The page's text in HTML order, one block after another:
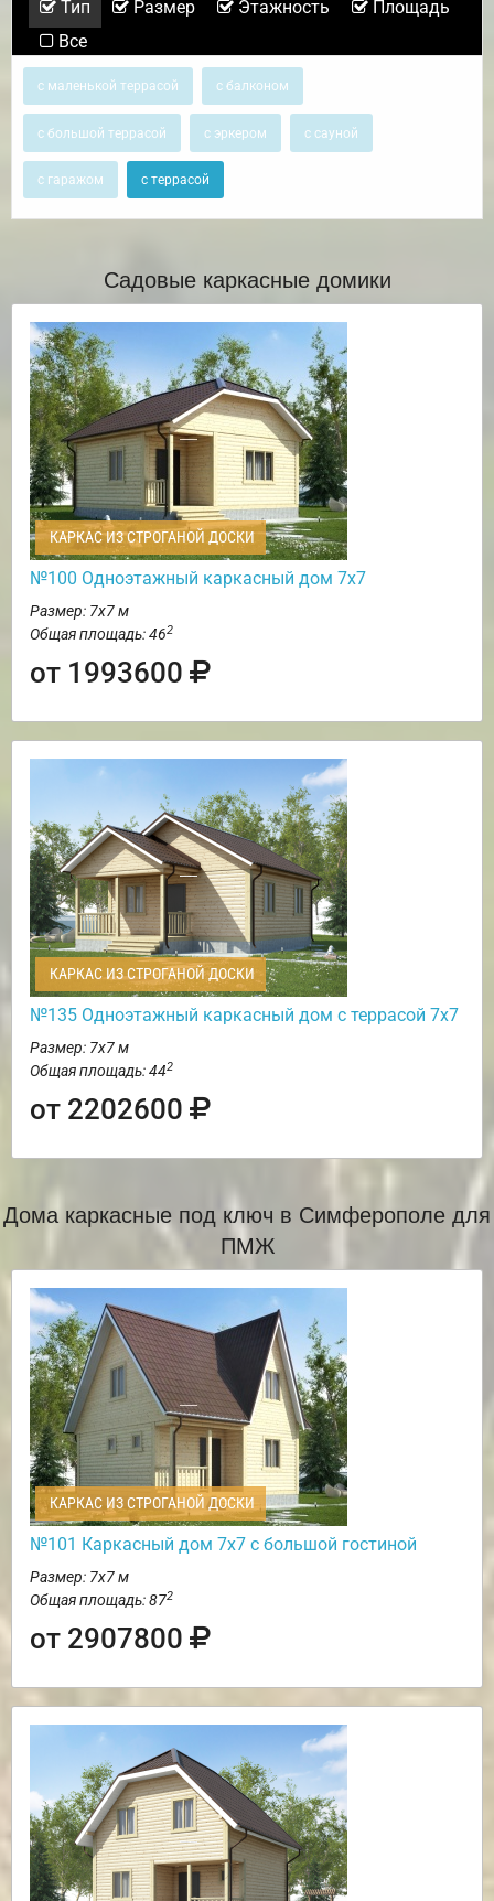
Тип Размер Этажность
Площадь
Все
с маленькой террасой с балконом
с большой террасой с эркером с сауной
с гаражом с террасой
Садовые каркасные домики
КАРКАС ИЗ СТРОГАНОЙ ДОСКИ
№100 Одноэтажный каркасный дом 7х7
Размер: 7х7 м
Общая площадь: 462
от 1993600
КАРКАС ИЗ СТРОГАНОЙ ДОСКИ
№135 Одноэтажный каркасный дом с террасой 7х7
Размер: 7х7 м
Общая площадь: 442
от 2202600
Дома каркасные под ключ в Симферополе для
ПМЖ
КАРКАС ИЗ СТРОГАНОЙ ДОСКИ
№101 Каркасный дом 7х7 с большой гостиной
Размер: 7х7 м
Общая площадь: 872
от 2907800